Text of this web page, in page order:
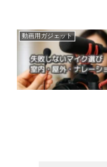
動画用ガジェット